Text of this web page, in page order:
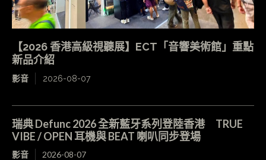
【2026 香港高級視聽展】ECT「音響美術館」重點
新品介紹
影音 2026-08-07
瑞典 Defunc 2026 全新藍牙系列登陸香港 TRUE
VIBE / OPEN 耳機與 BEAT 喇叭同步登場
影音 2026-08-07